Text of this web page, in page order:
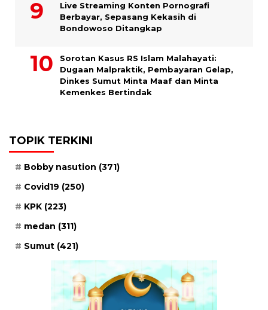
Live Streaming Konten Pornografi
Berbayar, Sepasang Kekasih di
Bondowoso Ditangkap
Sorotan Kasus RS Islam Malahayati:
Dugaan Malpraktik, Pembayaran Gelap,
Dinkes Sumut Minta Maaf dan Minta
Kemenkes Bertindak
TOPIK TERKINI
Bobby nasution (371)
Covid19 (250)
KPK (223)
medan (311)
Sumut (421)